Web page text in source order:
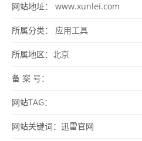
网站地址： www.xunlei.com
所属分类： 应用工具
所属地区： 北京
备 案 号：
网站TAG：
网站关键词：迅雷官网